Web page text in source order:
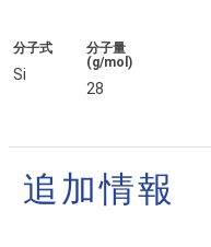
分子式
Si
分子量
(g/mol)
28
追加情報